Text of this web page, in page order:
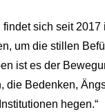
findet sich seit
um die stillen
ist es der
die Bedenken,
hegen.“